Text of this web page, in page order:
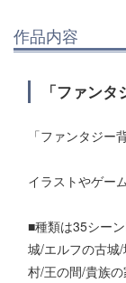
作品内容
「ファン
「ファンタジー
イラストやゲー
■種類は35シー
城/エルフの古城
村/王の間/貴族